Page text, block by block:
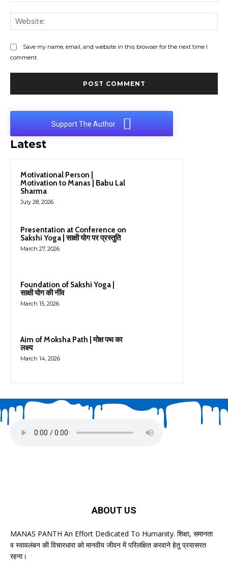
Save my name, email, and website in this browser for the next time I
comment.
Support The Author
Latest
Motivational Person |
Motivation to Manas | Babu Lal
Sharma
July 28, 2026
Presentation at Conference on
Sakshi Yoga | साक्षी योग पर प्रस्तुति
March 27, 2026
Foundation of Sakshi Yoga |
साक्षी योग की नींव
March 15, 2026
Aim of Moksha Path | मोक्ष पथ का
लक्ष्य
March 14, 2026
ABOUT US
MANAS PANTH An Effort Dedicated To Humanity. शिक्षा, समानता
व स्वावलंबन की विचारधारा को मानवीय जीवन में परिलक्षित करवाने हेतू प्रयासरत
रहना।